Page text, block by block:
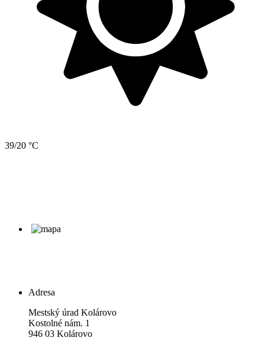
39/20 °C
Adresa
Mestský úrad Kolárovo
Kostolné nám. 1
946 03 Kolárovo